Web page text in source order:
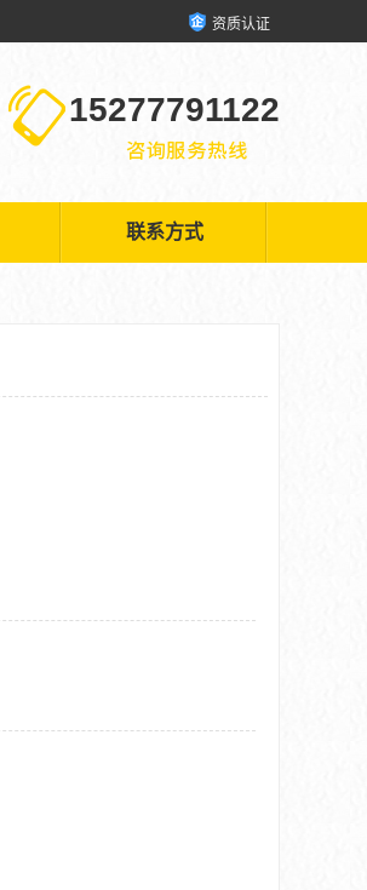
资质认证
15277791122
联系方式